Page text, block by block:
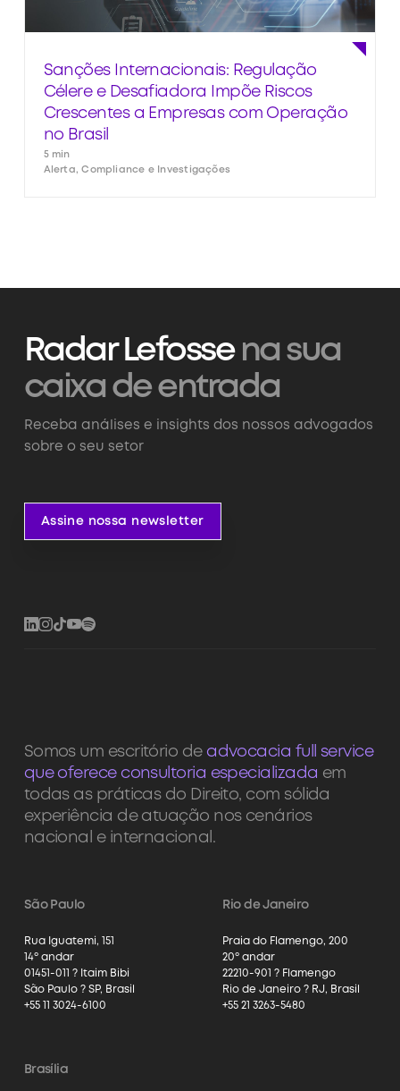
Sanções Internacionais: Regulação
Célere e Desafiadora Impõe Riscos
Crescentes a Empresas com Operação
no Brasil
5 min
Alerta, Compliance e Investigações
Radar Lefossena sua
caixa de entrada
Receba análises e insights dos nossos advogados
sobre o seu setor
Assine nossa newsletter
Somos um escritório de advocacia full service
que oferece consultoria especializada em
todas as práticas do Direito, com sólida
experiência de atuação nos cenários
nacional e internacional.
São Paulo
Rua Iguatemi, 151
14º andar
01451-011 ? Itaim Bibi
São Paulo ? SP, Brasil
+55 11 3024-6100
Rio de Janeiro
Praia do Flamengo, 200
20º andar
22210-901 ? Flamengo
Rio de Janeiro ? RJ, Brasil
+55 21 3263-5480
Brasília